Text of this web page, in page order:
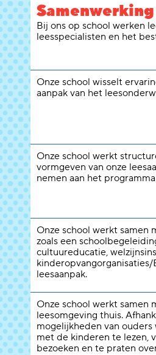
Samenwerking
Bij ons op school werken
leesspecialisten en het
Onze school wisselt
aanpak van het
Onze school werkt
vormgeven van onze
nemen aan het
Onze school werkt samen
zoals een
cultuureducatie,
kinderopvangorganisaties/
leesaanpak.
Onze school werkt samen
leesomgeving thuis.
mogelijkheden van
met de kinderen te lezen,
bezoeken en te praten